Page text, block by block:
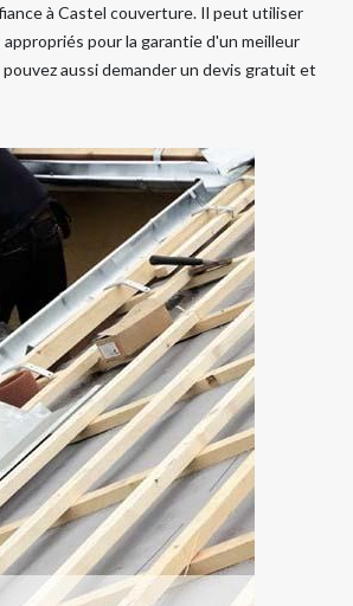
à Castel couverture. Il peut utiliser
pour la garantie d'un meilleur
aussi demander un devis gratuit et